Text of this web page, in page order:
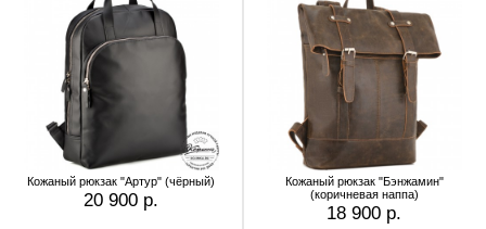
Кожаный рюкзак "Артур" (чёрный)
20 900 р.
Кожаный рюкзак "Бэнжамин"
(коричневая наппа)
18 900 р.